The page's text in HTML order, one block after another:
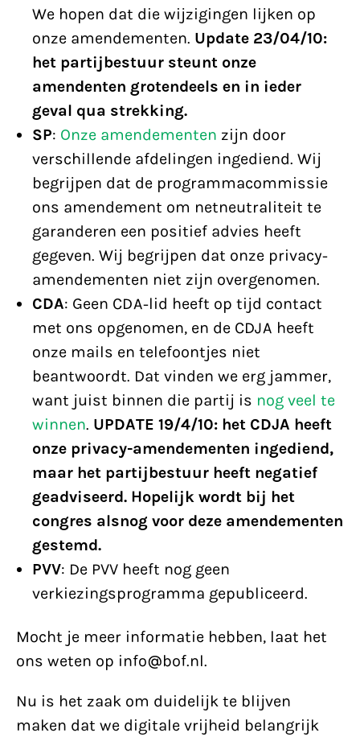
We hopen dat die wijzigingen lijken op
onze amendementen. Update 23/04/10:
het partijbestuur steunt onze
amendenten grotendeels en in ieder
geval qua strekking.
SP: Onze amendementen zijn door
verschillende afdelingen ingediend. Wij
begrijpen dat de programmacommissie
ons amendement om netneutraliteit te
garanderen een positief advies heeft
gegeven. Wij begrijpen dat onze privacy-
amendementen niet zijn overgenomen.
CDA: Geen CDA-lid heeft op tijd contact
met ons opgenomen, en de CDJA heeft
onze mails en telefoontjes niet
beantwoordt. Dat vinden we erg jammer,
want juist binnen die partij is nog veel te
winnen. UPDATE 19/4/10: het CDJA heeft
onze privacy-amendementen ingediend,
maar het partijbestuur heeft negatief
geadviseerd. Hopelijk wordt bij het
congres alsnog voor deze amendementen
gestemd.
PVV: De PVV heeft nog geen
verkiezingsprogramma gepubliceerd.
Mocht je meer informatie hebben, laat het
ons weten op info@bof.nl.
Nu is het zaak om duidelijk te blijven
maken dat we digitale vrijheid belangrijk